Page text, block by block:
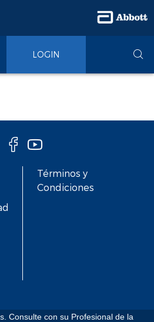
LOGIN
Términos y
Condiciones
Consulte con su Profesional de la